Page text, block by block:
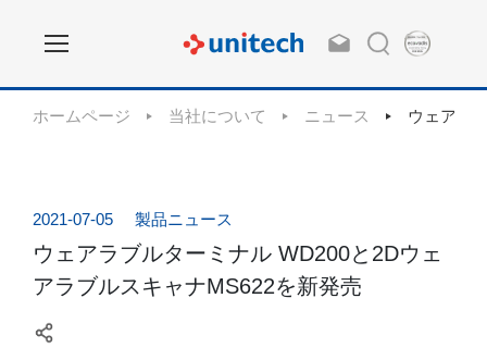
ホームページ 当社について ニュース ウェアラ
2021-07-05 製品ニュース
ウェアラブルターミナル WD200と2Dウェ
アラブルスキャナMS622を新発売